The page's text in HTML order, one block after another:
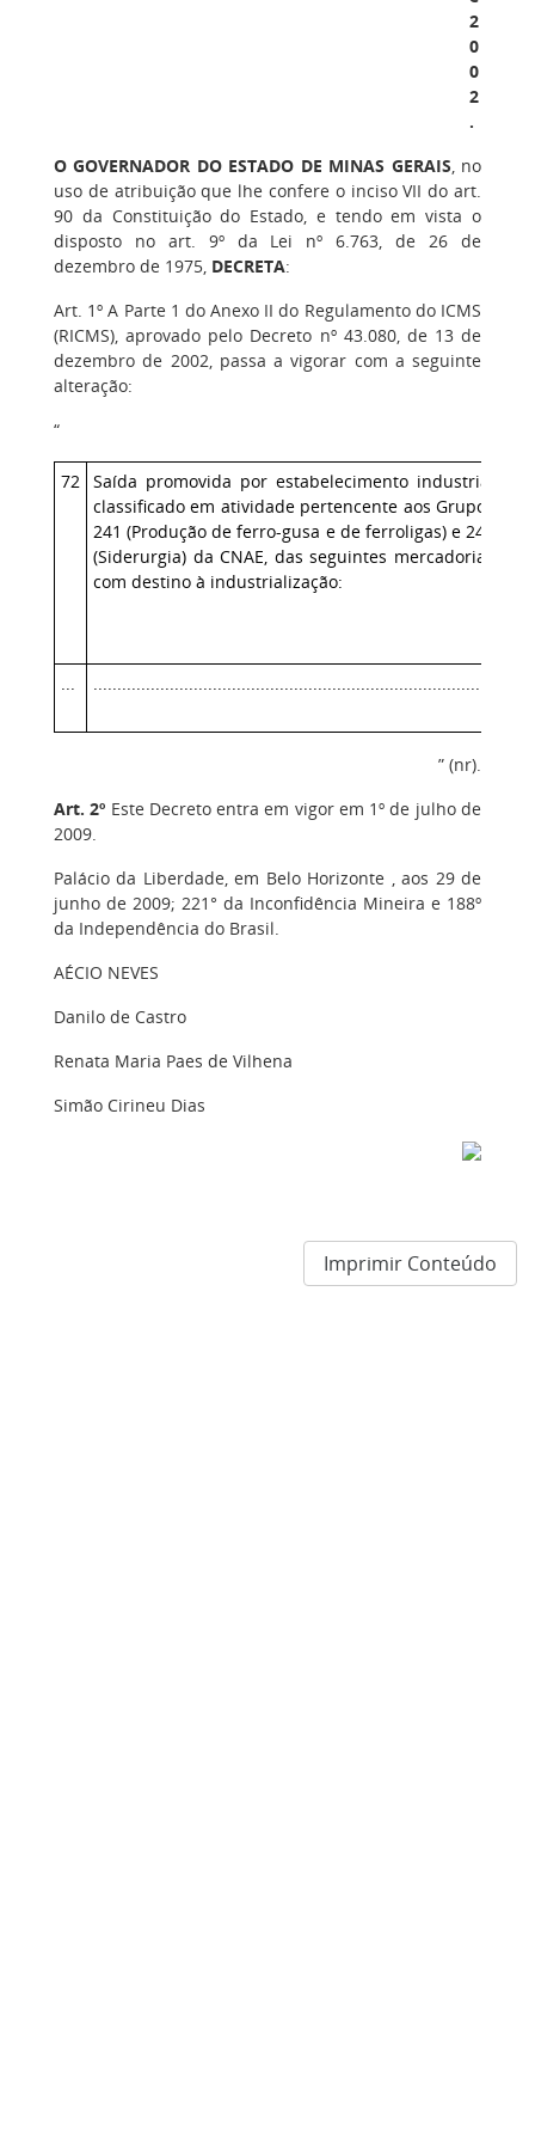
2
0
0
2
.
O GOVERNADOR DO ESTADO DE MINAS GERAIS, no
uso de atribuição que lhe confere o inciso VII do art.
90 da Constituição do Estado, e tendo em vista o
disposto no art. 9º da Lei nº 6.763, de 26 de
dezembro de 1975, DECRETA:
Art. 1º A Parte 1 do Anexo II do Regulamento do ICMS
(RICMS), aprovado pelo Decreto nº 43.080, de 13 de
dezembro de 2002, passa a vigorar com a seguinte
alteração:
“
72 Saída promovida por estabelecimento industrial
classificado em atividade pertencente aos Grupos
241 (Produção de ferro-gusa e de ferroligas) e 242
(Siderurgia) da CNAE, das seguintes mercadorias
com destino à industrialização:
... ....................................................................................
” (nr).
Art. 2º Este Decreto entra em vigor em 1º de julho de
2009.
Palácio da Liberdade, em Belo Horizonte , aos 29 de
junho de 2009; 221° da Inconfidência Mineira e 188º
da Independência do Brasil.
AÉCIO NEVES
Danilo de Castro
Renata Maria Paes de Vilhena
Simão Cirineu Dias
Imprimir Conteúdo